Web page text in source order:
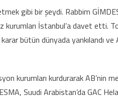
gibi bir şeydi. Rabbim
kurumları İstanbul’a davet etti.
bütün dünyada yankılandı
kurumları kurdurarak AB’nin
Suudi Arabistan’da GAC